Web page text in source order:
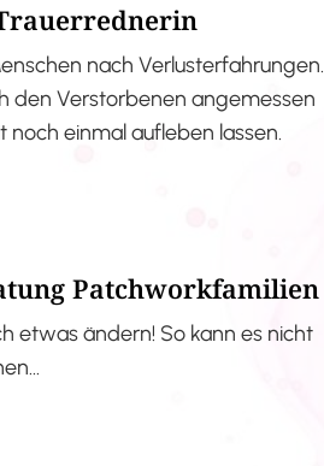
nach Verlusterfahrungen.
den Verstorbenen angemessen
noch einmal aufleben lassen.
Patchworkfamilien
etwas ändern! So kann es nicht